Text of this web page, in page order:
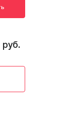
руб.